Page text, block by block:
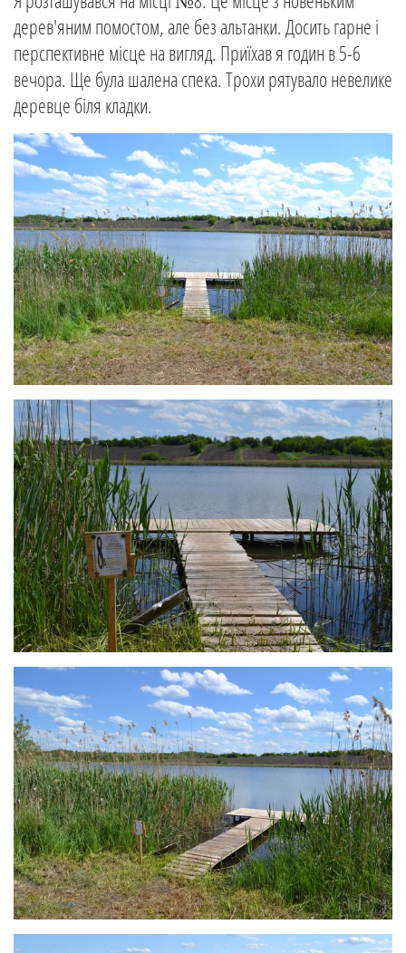
дерев'яним помостом, але без альтанки. Досить гарне і
перспективне місце на вигляд. Приїхав я годин в 5-6
вечора. Ще була шалена спека. Трохи рятувало невелике
деревце біля кладки.